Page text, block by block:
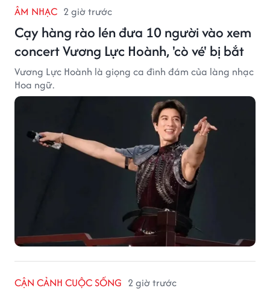
ÂM NHẠC 2 giờ trước
Cạy hàng rào lén đưa 10 người vào xem
concert Vương Lực Hoành, 'cò vé' bị bắt
Vương Lực Hoành là giọng ca đình đám của làng nhạc
Hoa ngữ.
CẬN CẢNH CUỘC SỐNG 2 giờ trước